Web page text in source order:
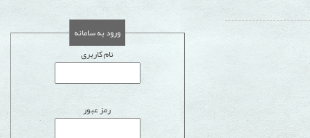
ورود به سامانه
نام کاربری